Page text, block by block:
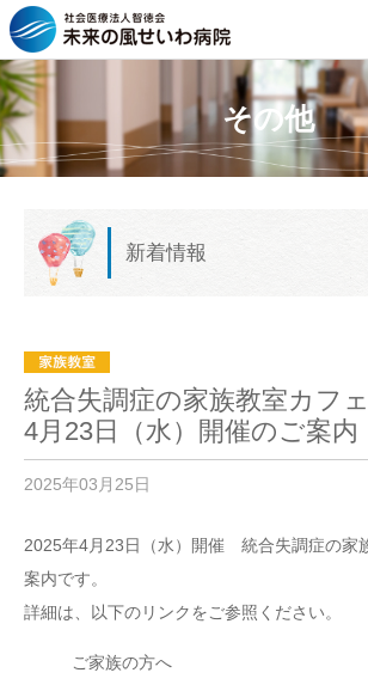
未来の風せいわ
その他
新着情報
統合失調症の家族教室カフ
4月23日（水）開催のご案内
2025年03月25日
2025年4月23日（水）開催 統合失調症の家
案内です。
詳細は、以下のリンクをご参照ください。
ご家族の方へ